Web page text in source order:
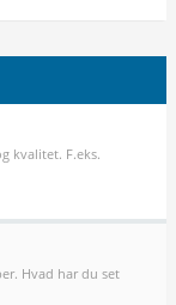
kvalitet. F.eks.
Hvad har du set